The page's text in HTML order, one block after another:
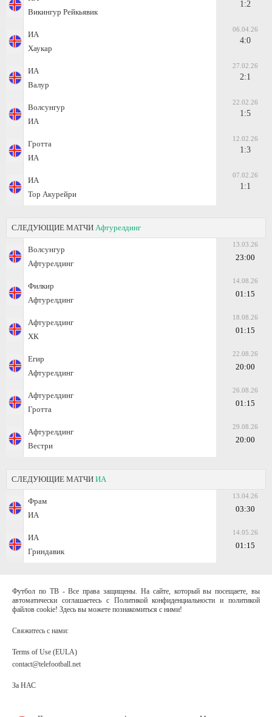
Викингур Рейкьявик
1:2
ИА
Хаукар
06.04.26
4:0
ИА
Валур
27.02.26
2:1
Волсунгур
ИА
22.02.26
1:5
Гротта
ИА
12.02.26
1:3
ИА
Тор Акурейри
07.02.26
1:1
СЛЕДУЮЩИЕ МАТЧИ Афтурелдинг
Волсунгур
Афтурелдинг
13.03.26
23:00
Филкир
Афтурелдинг
14.08.26
01:15
Афтурелдинг
ХК
18.08.26
01:15
Егир
Афтурелдинг
22.08.26
20:00
Афтурелдинг
Гротта
26.08.26
01:15
Афтурелдинг
Вестри
29.08.26
20:00
СЛЕДУЮЩИЕ МАТЧИ ИА
Фрам
ИА
13.04.26
03:30
ИА
Гриндавик
14.05.26
01:15
Футбол по ТВ - Все права защищены. На сайте, который вы посещаете, вы
автоматически соглашаетесь с Политикой конфиденциальности и политикой
файлов cookie! Здесь вы можете познакомиться с ними!
Свяжитесь с нами:
Terms of Use (EULA)
contact@telefootball.net
За НАС